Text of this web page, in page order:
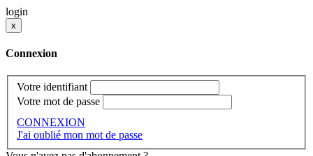
login
x
Connexion
Votre identifiant
Votre mot de passe
CONNEXION
J'ai oublié mon mot de passe